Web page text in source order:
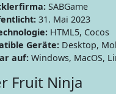
SABGame
31. Mai 2023
HTML5, Cocos
Geräte:Desktop,
auf:Windows, MacOS,
Fruit Ninja